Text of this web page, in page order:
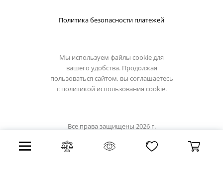
Политика безопасности платежей
Мы используем файлы cookie для
вашего удобства. Продолжая
пользоваться сайтом, вы соглашаетесь
с политикой использования cookie.
Все права защищены 2026 г.